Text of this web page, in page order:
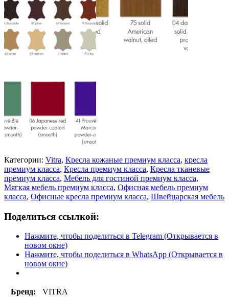
Категории: Vitra, Кресла кожаные премиум класса, кресла
премиум класса, Кресла премиум класса, Кресла тканевые
премиум класса, Мебель для гостиной премиум класса,
Мягкая мебель премиум класса, Офисная мебель премиум
класса, Офисные кресла премиум класса, Швейцарская мебель
Поделиться ссылкой:
Нажмите, чтобы поделиться в Telegram (Открывается в
новом окне)
Нажмите, чтобы поделиться в WhatsApp (Открывается в
новом окне)
Бренд:
VITRA